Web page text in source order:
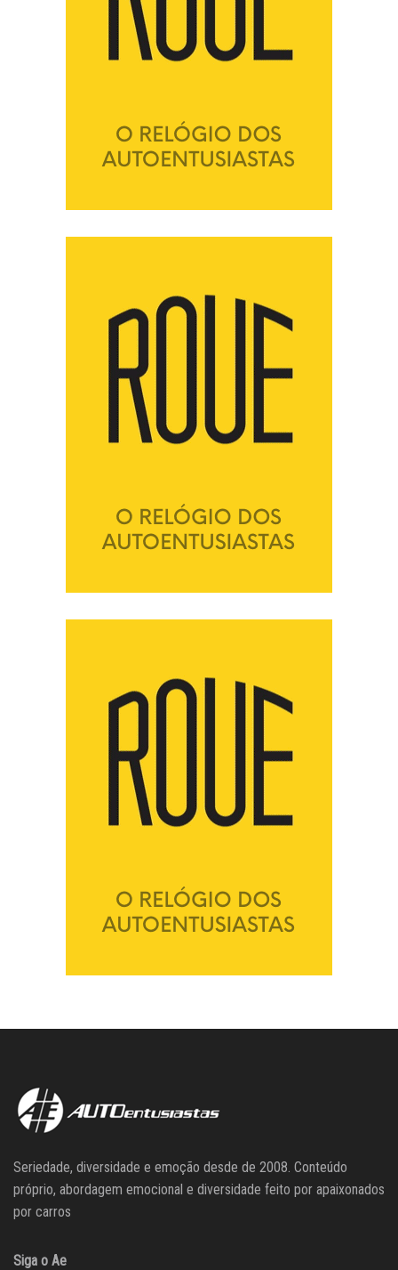
Seriedade, diversidade e emoção desde de 2008. Conteúdo
próprio, abordagem emocional e diversidade feito por apaixonados
por carros
Siga o Ae